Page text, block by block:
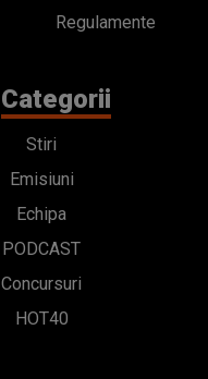
Regulamente
Categorii
Stiri
Emisiuni
Echipa
PODCAST
Concursuri
HOT40